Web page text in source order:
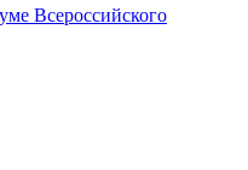
Всероссийского